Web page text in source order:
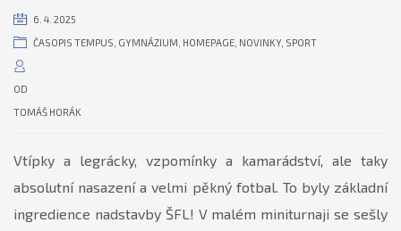
6. 4. 2025
ČASOPIS TEMPUS GYMNÁZIUM HOMEPAGE NOVINKY, SPORT
OD
TOMÁŠ HORÁK
Vtípky a legrácky, vzpomínky a kamarádství, ale taky
absolutní nasazení a velmi pěkný fotbal. To byly základní
ingredience nadstavby ŠFL! V malém miniturnaji se sešly